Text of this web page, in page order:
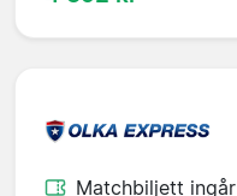
Matchbiljett ingår